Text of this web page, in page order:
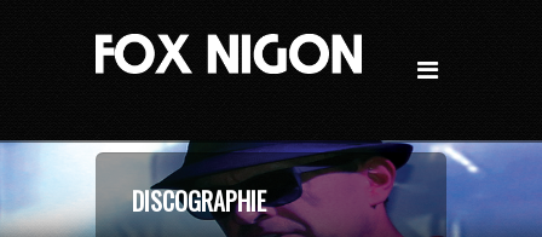
DISCOGRAPHIE